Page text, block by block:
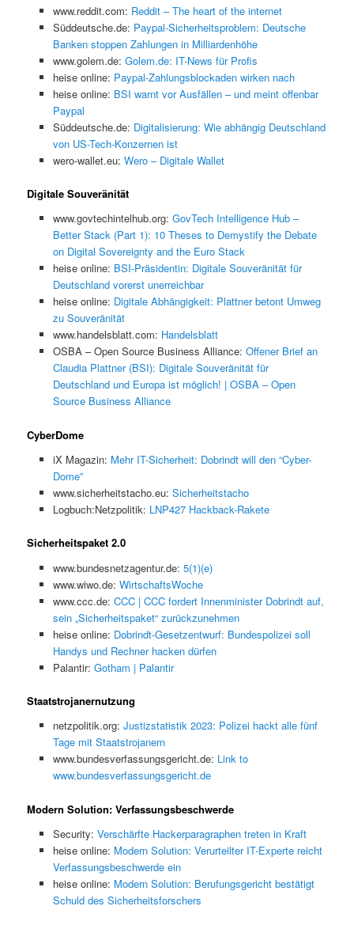
www.reddit.com: Reddit – The heart of the internet
Süddeutsche.de: Paypal-Sicherheitsproblem: Deutsche
Banken stoppen Zahlungen in Milliardenhöhe
www.golem.de: Golem.de: IT-News für Profis
heise online: Paypal-Zahlungsblockaden wirken nach
heise online: BSI warnt vor Ausfällen – und meint offenbar
Paypal
Süddeutsche.de: Digitalisierung: Wie abhängig Deutschland
von US-Tech-Konzernen ist
wero-wallet.eu: Wero – Digitale Wallet
Digitale Souveränität
www.govtechintelhub.org: GovTech Intelligence Hub –
Better Stack (Part 1): 10 Theses to Demystify the Debate
on Digital Sovereignty and the Euro Stack
heise online: BSI-Präsidentin: Digitale Souveränität für
Deutschland vorerst unerreichbar
heise online: Digitale Abhängigkeit: Plattner betont Umweg
zu Souveränität
www.handelsblatt.com: Handelsblatt
OSBA – Open Source Business Alliance: Offener Brief an
Claudia Plattner (BSI): Digitale Souveränität für
Deutschland und Europa ist möglich! | OSBA – Open
Source Business Alliance
CyberDome
iX Magazin: Mehr IT-Sicherheit: Dobrindt will den “Cyber-
Dome”
www.sicherheitstacho.eu: Sicherheitstacho
Logbuch:Netzpolitik: LNP427 Hackback-Rakete
Sicherheitspaket 2.0
www.bundesnetzagentur.de: 5(1)(e)
www.wiwo.de: WirtschaftsWoche
www.ccc.de: CCC | CCC fordert Innenminister Dobrindt auf,
sein „Sicherheitspaket“ zurückzunehmen
heise online: Dobrindt-Gesetzentwurf: Bundespolizei soll
Handys und Rechner hacken dürfen
Palantir: Gotham | Palantir
Staatstrojanernutzung
netzpolitik.org: Justizstatistik 2023: Polizei hackt alle fünf
Tage mit Staatstrojanern
www.bundesverfassungsgericht.de: Link to
www.bundesverfassungsgericht.de
Modern Solution: Verfassungsbeschwerde
Security: Verschärfte Hackerparagraphen treten in Kraft
heise online: Modern Solution: Verurteilter IT-Experte reicht
Verfassungsbeschwerde ein
heise online: Modern Solution: Berufungsgericht bestätigt
Schuld des Sicherheitsforschers